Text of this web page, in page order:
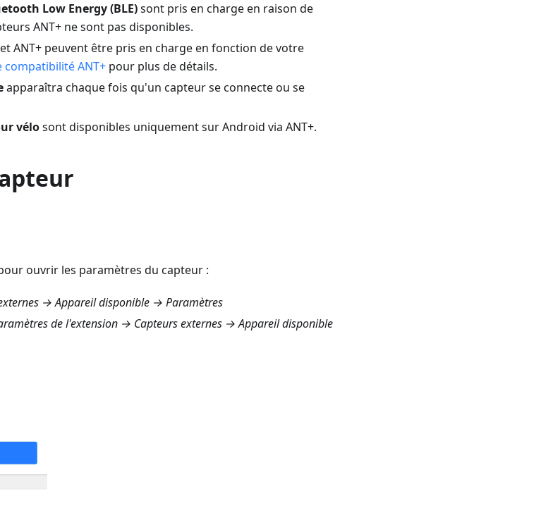
Low Energy (BLE)sont pris en charge en raison de
ANT+ ne sont pas disponibles.
et ANT+ peuvent être pris en charge en fonction de votre
compatibilité ANT+ pour plus de détails.
apparaîtra chaque fois qu'un capteur se connecte ou se
vélosont disponibles uniquement sur Android via ANT+.
ouvrir les paramètres du capteur :
→ Appareil disponible → Paramètres
de l'extension → Capteurs externes → Appareil disponible